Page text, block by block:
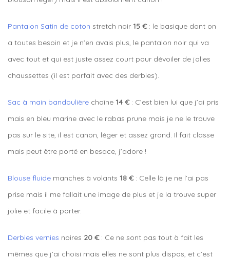
Pantalon Satin de coton stretch noir 15 €: le basique dont on
a toutes besoin et je n’en avais plus, le pantalon noir qui va
avec tout et qui est juste assez court pour dévoiler de jolies
chaussettes (il est parfait avec des derbies).
Sac à main bandoulière chaîne 14 €: C’est bien lui que j’ai pris
mais en bleu marine avec le rabas prune mais je ne le trouve
pas sur le site, il est canon, léger et assez grand. Il fait classe
mais peut être porté en besace, j’adore !
Blouse fluide manches à volants 18 €: Celle là je ne l’ai pas
prise mais il me fallait une image de plus et je la trouve super
jolie et facile à porter.
Derbies vernies noires 20 €: Ce ne sont pas tout à fait les
mêmes que j’ai choisi mais elles ne sont plus dispos, et c’est